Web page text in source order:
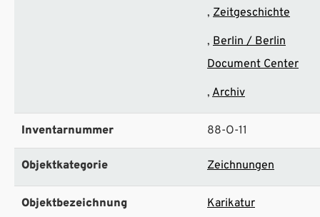
Zeitgeschichte
Berlin / Berlin
Document Center
Archiv
Inventarnummer 88-O-11
Objektkategorie Zeichnungen
Objektbezeichnung Karikatur